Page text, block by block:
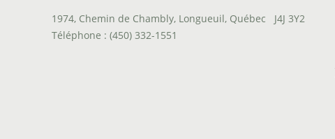
1974, Chemin de Chambly, Longueuil, Québec J4J 3Y2
Téléphone : (450) 332-1551